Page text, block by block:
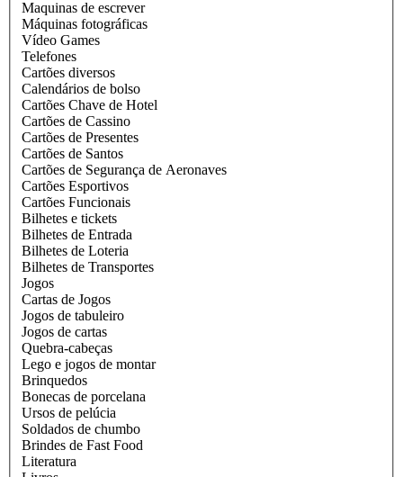
Maquinas de escrever
Máquinas fotográficas
Vídeo Games
Telefones
Cartões diversos
Calendários de bolso
Cartões Chave de Hotel
Cartões de Cassino
Cartões de Presentes
Cartões de Santos
Cartões de Segurança de Aeronaves
Cartões Esportivos
Cartões Funcionais
Bilhetes e tickets
Bilhetes de Entrada
Bilhetes de Loteria
Bilhetes de Transportes
Jogos
Cartas de Jogos
Jogos de tabuleiro
Jogos de cartas
Quebra-cabeças
Lego e jogos de montar
Brinquedos
Bonecas de porcelana
Ursos de pelúcia
Soldados de chumbo
Brindes de Fast Food
Literatura